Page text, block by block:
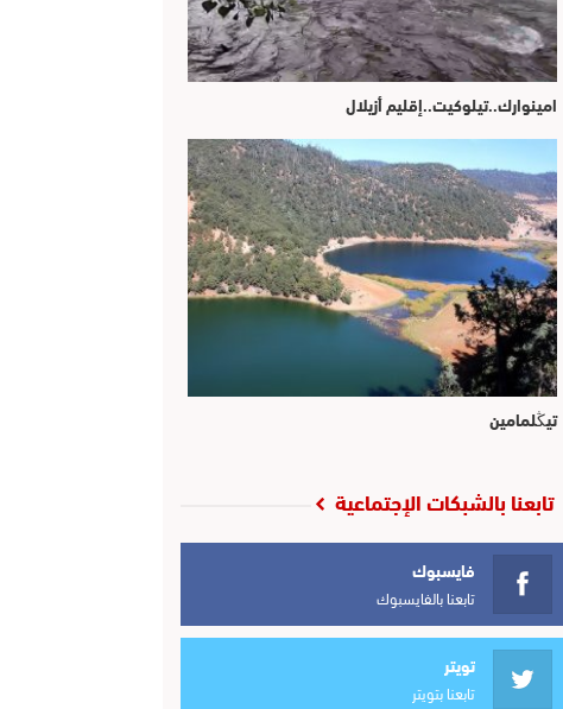
امينوارك..تيلوكيت..إقليم أزيلال
تيڭلمامين
تابعنا بالشبكات الإجتماعية
فايسبوك
تابعنا بالفايسبوك
تويتر
تابعنا بتويتر